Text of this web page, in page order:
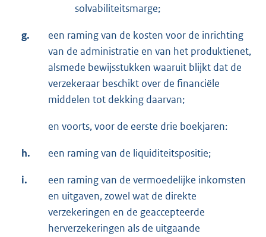
solvabiliteitsmarge;
g.
een raming van de kosten voor de inrichting
van de administratie en van het produktienet,
alsmede bewijsstukken waaruit blijkt dat de
verzekeraar beschikt over de financiële
middelen tot dekking daarvan;
en voorts, voor de eerste drie boekjaren:
h. een raming van de liquiditeitspositie;
i.
een raming van de vermoedelijke inkomsten
en uitgaven, zowel wat de direkte
verzekeringen en de geaccepteerde
herverzekeringen als de uitgaande